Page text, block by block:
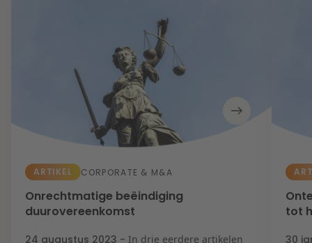
ARTIKEL CORPORATE & M&A
Onrechtmatige beëindiging
duurovereenkomst
24 augustus 2023 - In drie eerdere artikelen
tot
30